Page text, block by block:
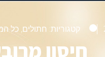
קטגוריות: חתולים כל
חיסון